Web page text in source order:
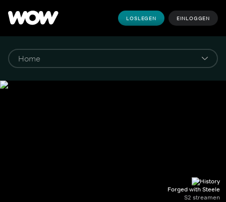
LOSLEGEN EINLOGGEN
Forged with Steele
S2 streamen